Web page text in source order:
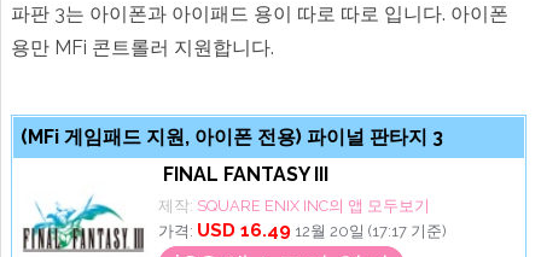
파판 3는 아이폰과 아이패드 용이 따로 따로 입니다. 아이폰
용만 MFi 콘트롤러 지원합니다.
(MFi 게임패드 지원, 아이폰 전용) 파이널 판타지 3
FINAL FANTASY III
제작: SQUARE ENIX INC의 앱 모두보기
가격: USD 16.49 12월 20일 (17:17 기준)